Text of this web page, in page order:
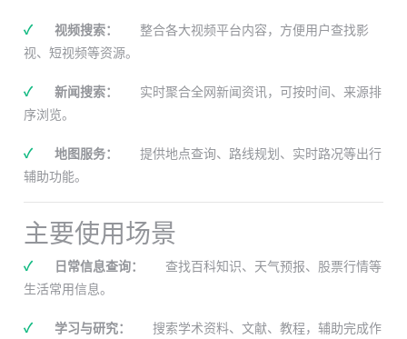
✓ 视频搜索：
整合各大视频平台内容，方便用户查找影
视、短视频等资源。
✓ 新闻搜索：
实时聚合全网新闻资讯，可按时间、来源排
序浏览。
✓ 地图服务：
提供地点查询、路线规划、实时路况等出行
辅助功能。
主要使用场景
✓ 日常信息查询：
查找百科知识、天气预报、股票行情等
生活常用信息。
✓ 学习与研究：
搜索学术资料、文献、教程，辅助完成作